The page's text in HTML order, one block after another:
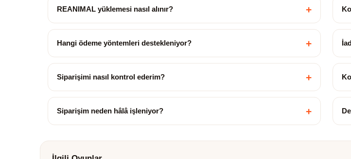
REANIMAL yüklemesi nasıl alınır? +
Hangi ödeme yöntemleri destekleniyor? +
Siparişimi nasıl kontrol ederim? +
Siparişim neden hâlâ işleniyor? +